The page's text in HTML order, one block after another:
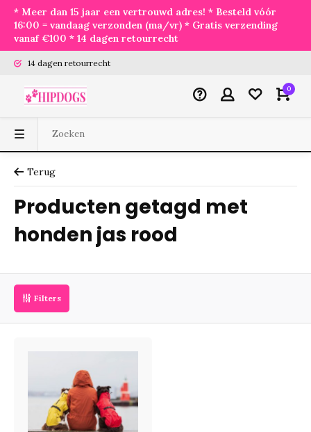
* Meer dan 15 jaar een vertrouwd adres! * Besteld vóór
16:00 = vandaag verzonden (ma/vr) * Gratis verzending
vanaf €100 * 14 dagen retourrecht
14 dagen retourrecht
0
Terug
Producten getagd met
honden jas rood
Filters